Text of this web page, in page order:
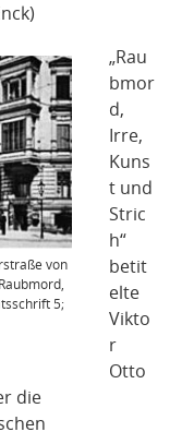
von
5;
„Rau
bmor
d,
Irre,
Kuns
t und
Stric
h“
betit
elte
Vikto
r
Otto
die